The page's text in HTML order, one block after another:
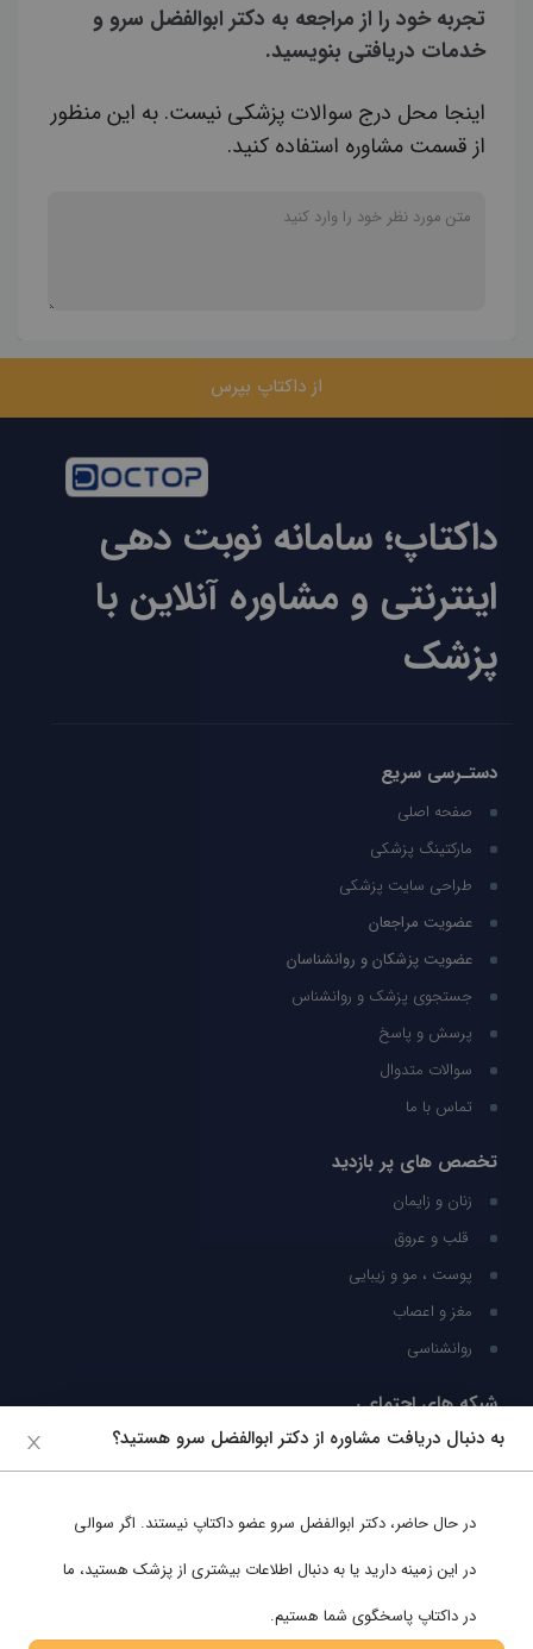
تجربه خود را از مراجعه به دکتر ابوالفضل سرو و
خدمات دریافتی بنویسید.
اینجا محل درج سوالات پزشکی نیست. به این منظور
از قسمت مشاوره استفاده کنید.
از داکتاپ بپرس
داکتاپ؛ سامانه نوبت دهی
اینترنتی و مشاوره آنلاین با
پزشک
دستـرسی سریع
صفحه اصلی
مارکتینگ پزشکی
طراحی سایت پزشکی
عضویت مراجعان
عضویت پزشکان و روانشناسان
جستجوی پزشک و روانشناس
پرسش و پاسخ
سوالات متدوال
تماس با ما
تخصص های پر بازدید
زنان و زایمان
قلب و عروق
پوست ، مو و زیبایی
مغز و اعصاب
روانشناسی
شبکه های اجتماعی
ما را در شبکه های اجتماعی دنبال کنید
به دنبال دریافت مشاوره از دکتر ابوالفضل سرو هستید؟
در حال حاضر، دکتر ابوالفضل سرو عضو داکتاپ نیستند. اگر سوالی
در این زمینه دارید یا به دنبال اطلاعات بیشتری از پزشک هستید، ما
در داکتاپ پاسخگوی شما هستیم.